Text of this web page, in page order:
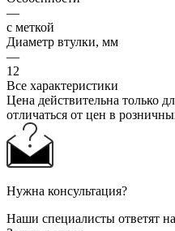
—
с меткой
Диаметр втулки, мм
—
12
Все характеристики
Цена действительна только
отличаться от цен в
Нужна консультация?
Наши специалисты ответят